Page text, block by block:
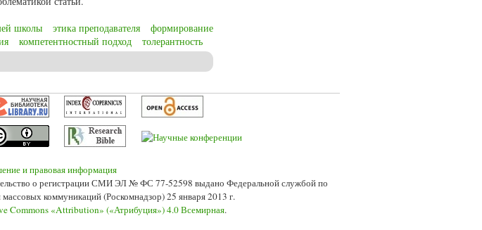
школы этика преподавателя
формирование
компетентностный подход толерантность
и правовая информация
о регистрации СМИ ЭЛ № ФС 77-52598 выдано Федеральной службой по
коммуникаций (Роскомнадзор) 25 января 2013 г.
Commons «Attribution» («Атрибуция») 4.0 Всемирная.